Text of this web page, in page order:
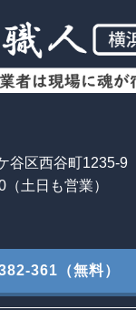
谷区西谷町1235-9
土日も営業）
361（無料）